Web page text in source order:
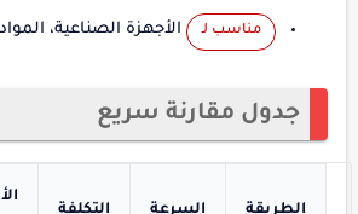
مناسب لـ الأجهزة الصناعية،
جدول مقارنة سريع
الطريقة السرعة التكلفة